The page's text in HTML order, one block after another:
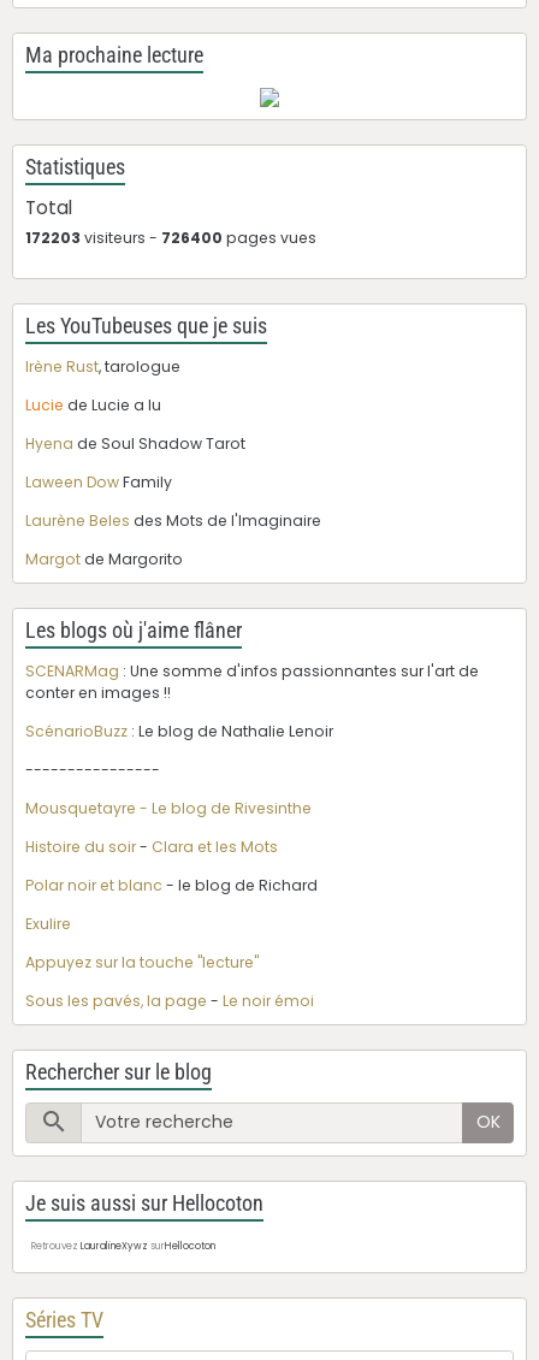
Ma prochaine lecture
Statistiques
Total
172203 visiteurs - 726400 pages vues
Les YouTubeuses que je suis
Irène Rust, tarologue
Lucie de Lucie a lu
Hyena de Soul Shadow Tarot
Laween DowFamily
Laurène Beles des Mots de l'Imaginaire
Margotde Margorito
Les blogs où j'aime flâner
SCENARMag : Une somme d'infos passionnantes sur l'art de
conter en images !!
ScénarioBuzz : Le blog de Nathalie Lenoir
----------------
Mousquetayre - Le blog de Rivesinthe
Histoire du soir- Clara et les Mots
Polar noir et blanc - le blog de Richard
Exulire
Appuyez sur la touche "lecture"
Sous les pavés, la page - Le noir émoi
Rechercher sur le blog
OK
Je suis aussi sur Hellocoton
Retrouvez LauralineXywz surHellocoton
Séries TV